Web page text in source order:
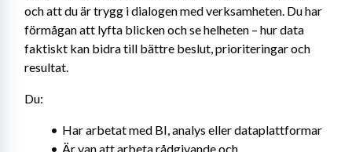
och att du är trygg i dialogen med verksamheten. Du har
förmågan att lyfta blicken och se helheten – hur data
faktiskt kan bidra till bättre beslut, prioriteringar och
resultat.
Du:
Har arbetat med BI, analys eller dataplattformar
Är van att arbeta rådgivande och